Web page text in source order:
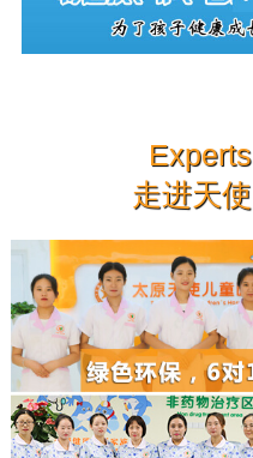
Experts
走进天使